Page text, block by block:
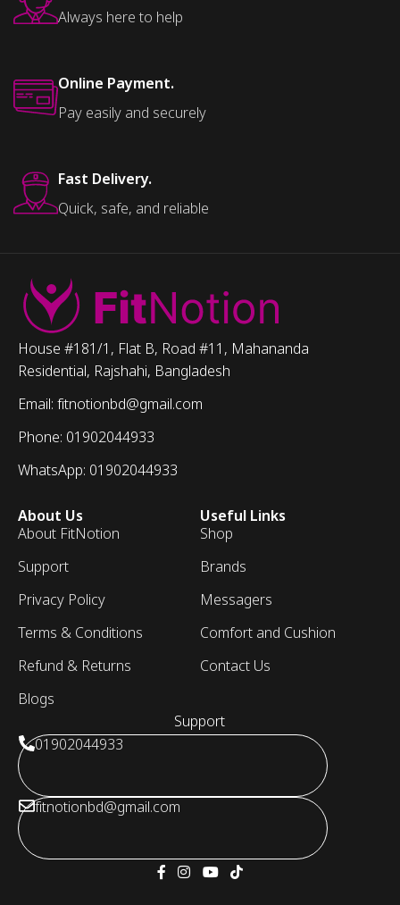
Always here to help
Online Payment.
Pay easily and securely
Fast Delivery.
Quick, safe, and reliable
House #181/1, Flat B, Road #11, Mahananda
Residential, Rajshahi, Bangladesh
Email: fitnotionbd@gmail.com
Phone: 01902044933
WhatsApp: 01902044933
About Us
About FitNotion
Support
Privacy Policy
Terms & Conditions
Refund & Returns
Blogs
Useful Links
Shop
Brands
Messagers
Comfort and Cushion
Contact Us
Support
01902044933
fitnotionbd@gmail.com